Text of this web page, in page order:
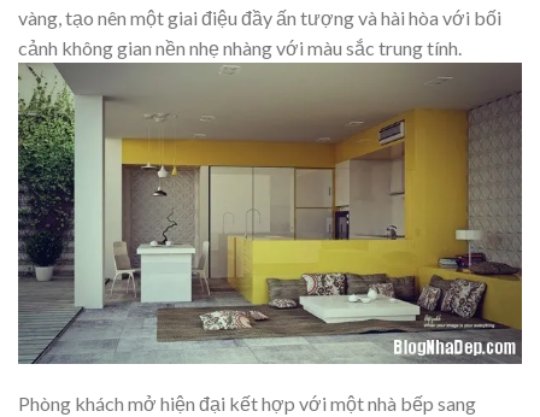
vàng, tạo nên một giai điệu đầy ấn tượng và hài hòa với bối
cảnh không gian nền nhẹ nhàng với màu sắc trung tính.
Phòng khách mở hiện đại kết hợp với một nhà bếp sang